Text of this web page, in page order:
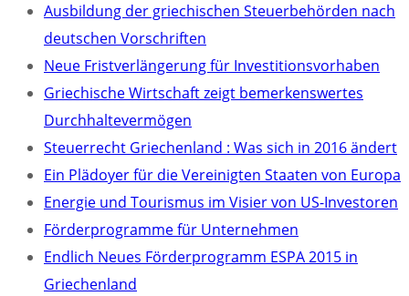
Ausbildung der griechischen Steuerbehörden nach
deutschen Vorschriften
Neue Fristverlängerung für Investitionsvorhaben
Griechische Wirtschaft zeigt bemerkenswertes
Durchhaltevermögen
Steuerrecht Griechenland : Was sich in 2016 ändert
Ein Plädoyer für die Vereinigten Staaten von Europa
Energie und Tourismus im Visier von US-Investoren
Förderprogramme für Unternehmen
Endlich Neues Förderprogramm ESPA 2015 in
Griechenland